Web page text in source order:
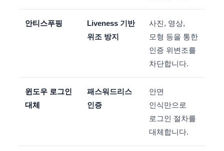
안티스푸핑
Liveness 기반
위조 방지
사진, 영상,
모형 등을 통한
인증 위변조를
차단합니다.
윈도우 로그인
대체
패스워드리스
인증
안면
인식만으로
로그인 절차를
대체합니다.